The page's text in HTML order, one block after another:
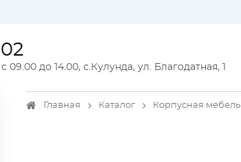
09.00 до 14.00, с.Кулунда, ул. Благодатная, 1
Главная Каталог Корпусная мебель